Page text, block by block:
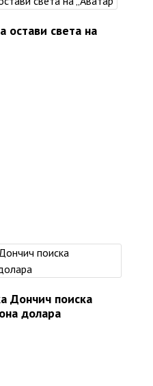
света на
Дончич поиска
долара